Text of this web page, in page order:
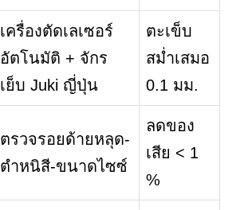
เครื่องตัดเลเซอร์
อัตโนมัติ + จักร
เย็บ Juki ญี่ปุ่น
ตะเข็บ
สม่ำเสมอ
0.1 มม.
ตรวจรอยด้ายหลุด-
ตำหนิสี-ขนาดไซซ์
ลดของ
เสีย < 1
%